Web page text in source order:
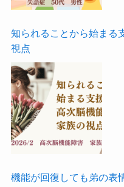
知られることから始ま
視点
機能が回復しても弟の表